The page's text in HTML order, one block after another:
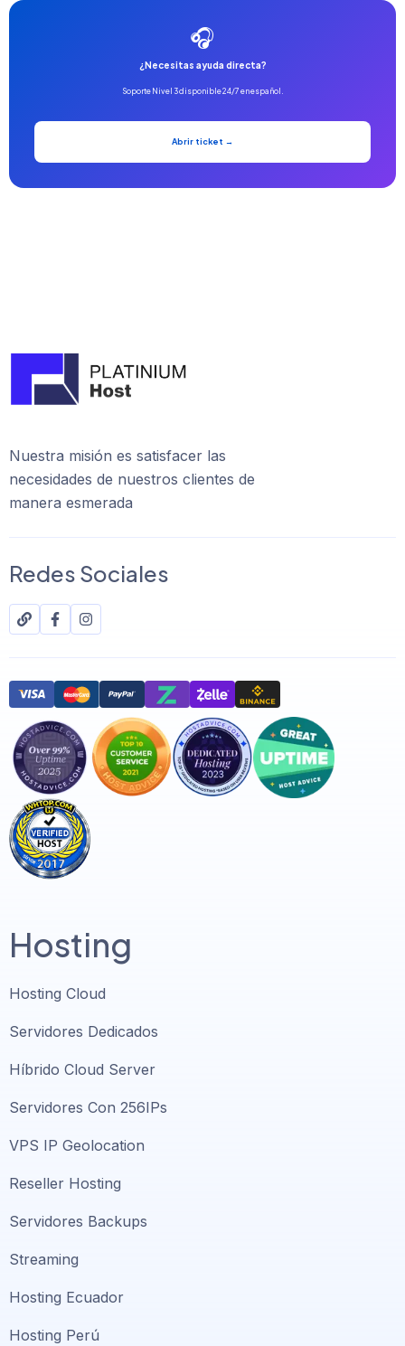
🎧
¿Necesitas ayuda directa?
Soporte Nivel 3 disponible 24/7 en español.
Abrir ticket →
Nuestra misión es satisfacer las
necesidades de nuestros clientes de
manera esmerada
Redes Sociales
Hosting
Hosting Cloud
Servidores Dedicados
Híbrido Cloud Server
Servidores Con 256IPs
VPS IP Geolocation
Reseller Hosting
Servidores Backups
Streaming
Hosting Ecuador
Hosting Perú